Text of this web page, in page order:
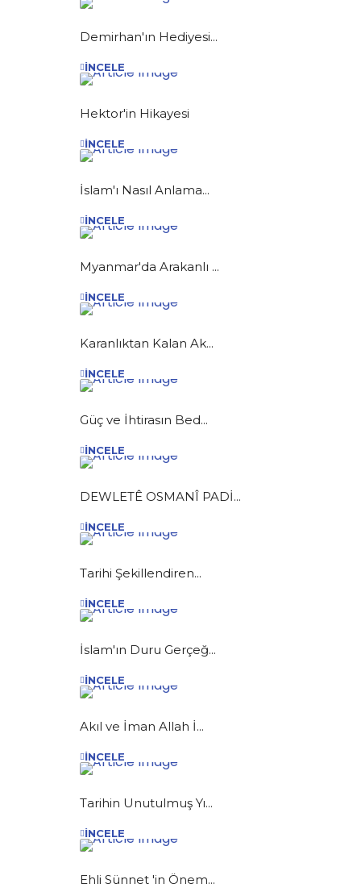
Demirhan'ın Hediyesi...
İNCELE
Hektor'in Hikayesi
İNCELE
İslam'ı Nasıl Anlama...
İNCELE
Myanmar'da Arakanlı ...
İNCELE
Karanlıktan Kalan Ak...
İNCELE
Güç ve İhtirasın Bed...
İNCELE
DEWLETÊ OSMANÎ PADİ...
İNCELE
Tarihi Şekillendiren...
İNCELE
İslam'ın Duru Gerçeğ...
İNCELE
Akıl ve İman Allah İ...
İNCELE
Tarihin Unutulmuş Yı...
İNCELE
Ehli Sünnet 'in Önem...